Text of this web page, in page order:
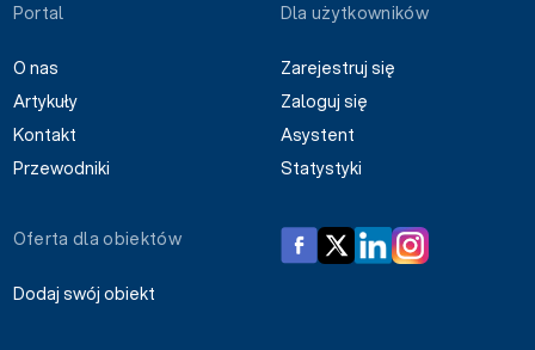
Portal
O nas
Artykuły
Kontakt
Przewodniki
Dla użytkowników
Zarejestruj się
Zaloguj się
Asystent
Statystyki
Oferta dla obiektów
Dodaj swój obiekt